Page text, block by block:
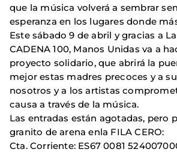
que la música volverá a sembrar
esperanza en los lugares donde
Este sábado 9 de abril y gracias a
CADENA 100, Manos Unidas va a
proyecto solidario, que abrirá la
mejor estas madres precoces y a
nosotros y a los artistas
causa a través de la música.
Las entradas están agotadas, pero
granito de arena enla FILA CERO:
Cta. Corriente: ES67 0081